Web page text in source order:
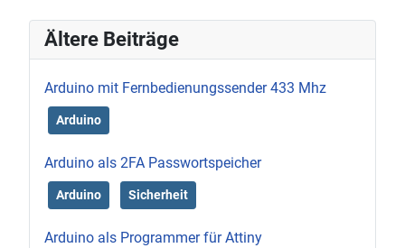
Ältere Beiträge
Arduino mit Fernbedienungssender 433 Mhz
Arduino
Arduino als 2FA Passwortspeicher
Arduino Sicherheit
Arduino als Programmer für Attiny